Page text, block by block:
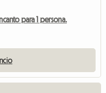
para 1 persona.